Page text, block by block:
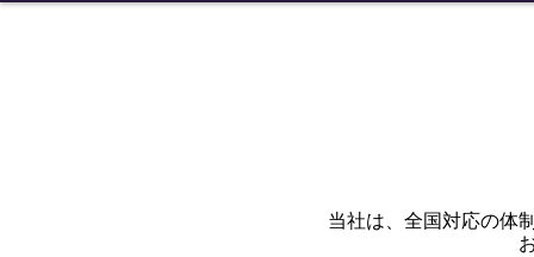
当社は、全国対応の体